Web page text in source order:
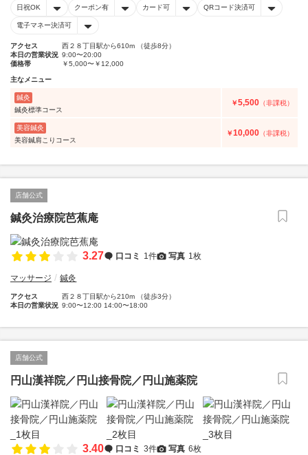
日祝OK クーポン有 カード可 QRコード決済可
電子マネー決済可
アクセス
西２８丁目駅から610m （徒歩8分）
本日の営業状況 9:00〜20:00
価格帯
￥5,000〜￥12,000
主なメニュー
鍼灸
鍼灸標準コース
￥5,500 （非課税）
美容鍼灸
美容鍼肩こりコース
￥10,000 （非課税）
店舗公式
鍼灸治療院芭蕉庵
3.27 口コミ 1件 写真 1枚
マッサージ 鍼灸
アクセス
西２８丁目駅から210m （徒歩3分）
本日の営業状況 9:00〜12:00 14:00〜18:00
店舗公式
円山漢祥院／円山接骨院／円山施薬院
3.40 口コミ 3件 写真 6枚